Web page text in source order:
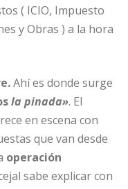
( ICIO, Impuesto
y Obras ) a la hora
Ahí es donde surge
la pinada». El
en escena con
que van desde
operación
sabe explicar con